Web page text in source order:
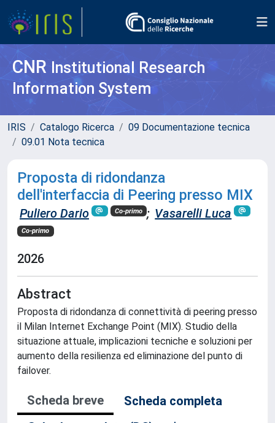
CNR Institutional Research
Information System
IRIS Catalogo Ricerca
09 Documentazione tecnica
09.01 Nota tecnica
Proposta di ridondanza
dell'interfaccia di Peering presso MIX
Puliero Dario Co-primo ; Vasarelli Luca
Co-primo
2026
Abstract
Proposta di ridondanza di connettività di peering presso
il Milan Internet Exchange Point (MIX). Studio della
situazione attuale, implicazioni tecniche e soluzioni per
aumento della resilienza ed eliminazione del punto di
failover.
Scheda breve
Scheda completa